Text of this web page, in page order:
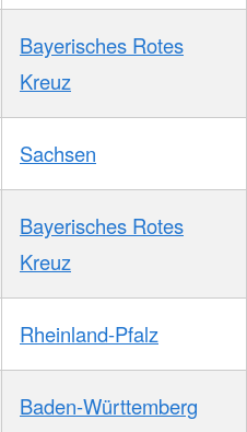
Bayerisches Rotes
Kreuz
Sachsen
Bayerisches Rotes
Kreuz
Rheinland-Pfalz
Baden-Württemberg